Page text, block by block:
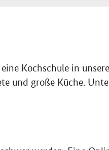
Kochschule in
und große Küche.